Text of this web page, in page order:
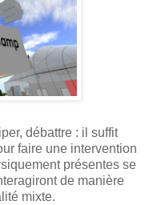
débattre : il suffit
faire une intervention
présentes se
de manière
mixte.